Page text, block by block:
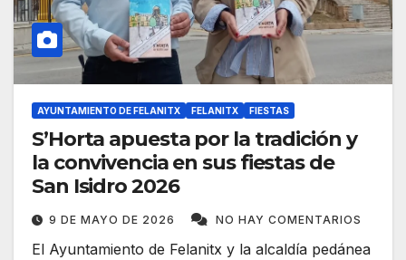
AYUNTAMIENTO DE FELANITX FELANITX FIESTAS
S’Horta apuesta por la tradición y
la convivencia en sus fiestas de
San Isidro 2026
9 DE MAYO DE 2026 NO HAY COMENTARIOS
El Ayuntamiento de Felanitx y la alcaldía pedánea